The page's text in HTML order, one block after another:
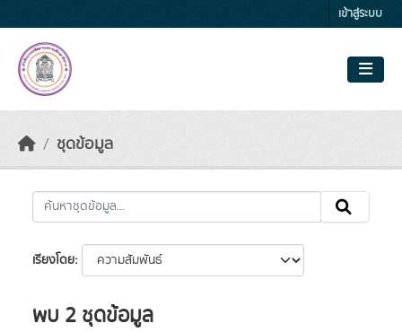
เข้าสู่ระบบ
ชุดข้อมูล
เรียงโดย
พบ 2 ชุดข้อมูล